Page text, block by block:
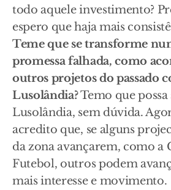
todo aquele investimento?
espero que haja mais
Teme que se transforme
promessa falhada, como
outros projetos do passado
Lusolândia?Temo que
Lusolândia, sem dúvida.
acredito que, se alguns
da zona avançarem, como a
Futebol, outros podem
mais interesse e movimento.